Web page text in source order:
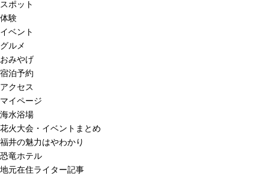
スポット
体験
イベント
グルメ
おみやげ
宿泊予約
アクセス
マイページ
海水浴場
花火大会・イベントまとめ
福井の魅力はやわかり
恐竜ホテル
地元在住ライター記事